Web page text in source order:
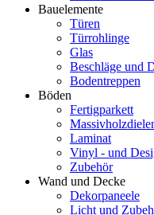
Bauelemente
Türen
Türrohlinge
Glas
Beschläge und
Bodentreppen
Böden
Fertigparkett
Laminat
Vinyl - und
Zubehör
Wand und Decke
Dekorpaneele
Licht und